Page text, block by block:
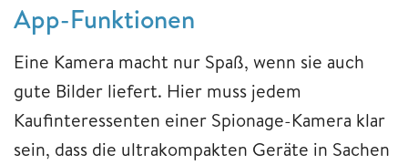
App-Funktionen
Eine Kamera macht nur Spaß, wenn sie auch
gute Bilder liefert. Hier muss jedem
Kaufinteressenten einer Spionage-Kamera klar
sein, dass die ultrakompakten Geräte in Sachen